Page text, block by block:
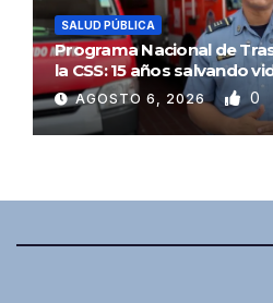
SALUD PÚBLICA
Programa Nacional de
la CSS: 15 años salvando
AGOSTO 6, 2026 0